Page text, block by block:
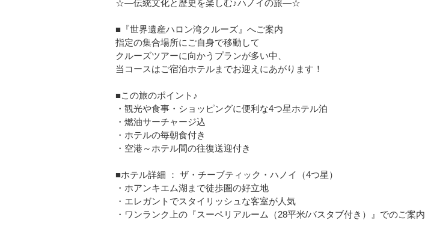
☆―伝統文化と歴史を楽しむ♪ハノイの旅―☆
■『世界遺産ハロン湾クルーズ』へご案内
指定の集合場所にご自身で移動して
クルーズツアーに向かうプランが多い中、
当コースはご宿泊ホテルまでお迎えにあがります！
■この旅のポイント♪
・観光や食事・ショッピングに便利な4つ星ホテル泊
・燃油サーチャージ込
・ホテルの毎朝食付き
・空港～ホテル間の往復送迎付き
■ホテル詳細 ： ザ・チーブティック・ハノイ（4つ星）
・ホアンキエム湖まで徒歩圏の好立地
・エレガントでスタイリッシュな客室が人気
・ワンランク上の『スーペリアルーム（28平米/バスタブ付き）』でのご案内